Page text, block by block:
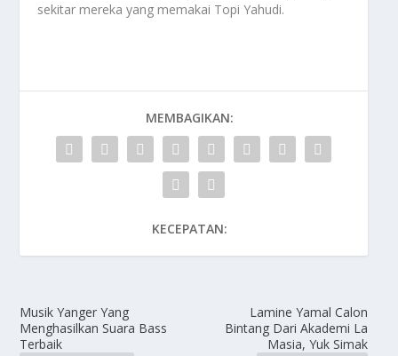
sekitar mereka yang memakai Topi Yahudi.
MEMBAGIKAN:
KECEPATAN:
Musik Yanger Yang
Menghasilkan Suara Bass
Terbaik
Lamine Yamal Calon
Bintang Dari Akademi La
Masia, Yuk Simak